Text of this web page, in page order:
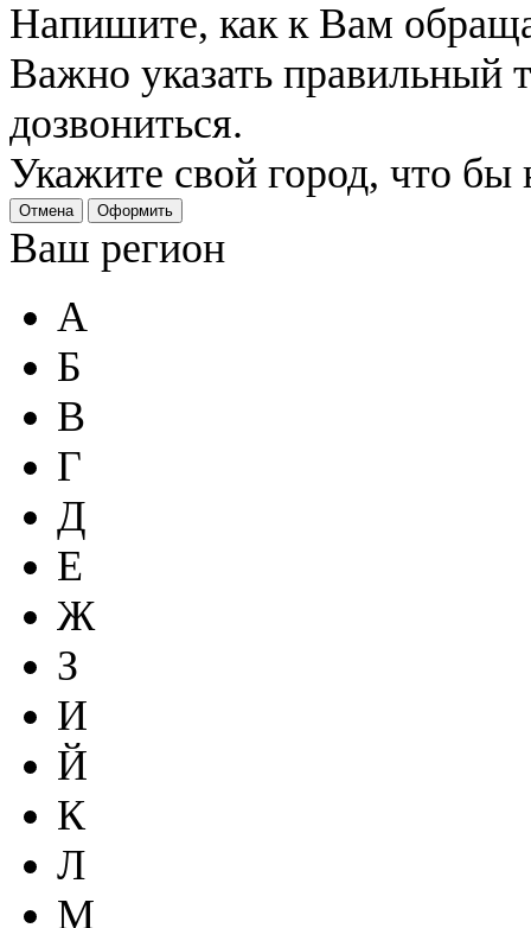
Напишите, как к Вам
Важно указать
дозвониться.
Укажите свой город, что
Отмена Оформить
Ваш регион
А
Б
В
Г
Д
Е
Ж
З
И
Й
К
Л
М